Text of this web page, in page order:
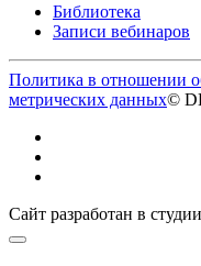
Библиотека
Записи вебинаров
Политика в отношении
метрических данных©
Сайт разработан в студии